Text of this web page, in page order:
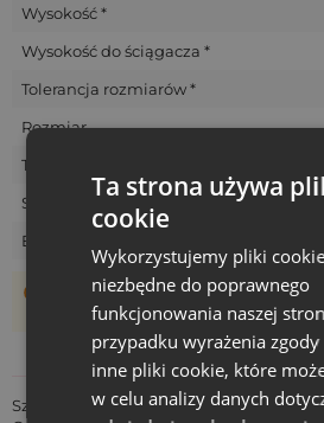
Wysokość *
Wysokość do ściągacza *
Tolerancja rozmiarów *
Rozmiar
Termin realizacji
SKU
EAN
Woreczki szyte są ręcznie, dlatego
może różnić +/- 1 cm
Szczegóły dotyczące zgodności
Ta strona używa
cookie
Wykorzystujemy pliki
niezbędne do poprawnego
funkcjonowania naszej
przypadku wyrażenia
inne pliki cookie, które
w celu analizy danych